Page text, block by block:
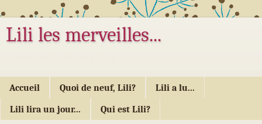
Lili les merveilles...
Accueil Quoi de neuf, Lili? Lili a lu...
Lili lira un jour... Qui est Lili?